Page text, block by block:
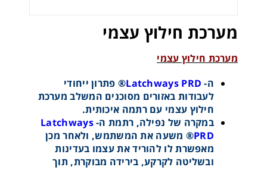
מערכת חילוץ עצמי
מערכת חילוץ עצמי
ה- Latchways PRD® פתרון ייחודי
לעבודות באזורים מסוכנים המשלב מערכת
חילוץ עצמי עם רתמה איכותית.
במקרה של נפילה, רתמת ה-Latchways
PRD® משעה את המשתמש, ולאחר מכן
מאפשרת לו להוריד את עצמו בעדינות
ובשליטה לקרקע, בירידה מבוקרת, תוך